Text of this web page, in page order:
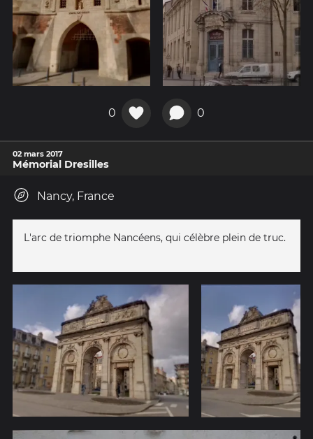
0 0
02 mars 2017
Mémorial Dresilles
Nancy, France
L'arc de triomphe Nancéens, qui célèbre plein de truc.